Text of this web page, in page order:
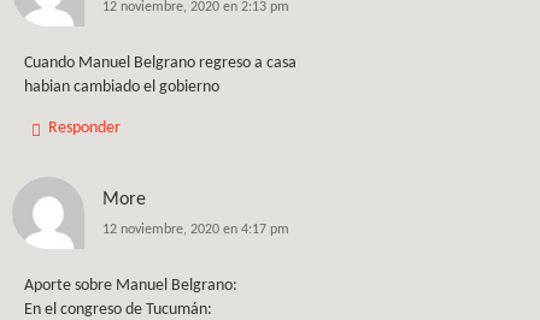
12 noviembre, 2020 en 2:13 pm
Cuando Manuel Belgrano regreso a casa
habian cambiado el gobierno
Responder
More
12 noviembre, 2020 en 4:17 pm
Aporte sobre Manuel Belgrano:
En el congreso de Tucumán: